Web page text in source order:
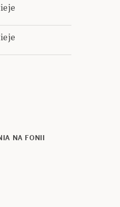
NA FONII